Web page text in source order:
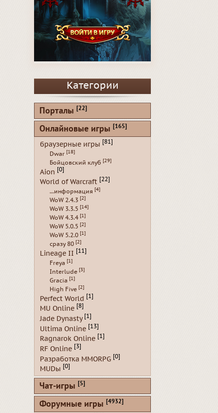
Категории
Порталы [22]
Онлайновые игры [165]
браузерные игры [81]
Dwar [18]
Бойцовский клуб [29]
Aion [0]
World of Warcraft [22]
...информация [4]
WoW 2.4.3 [2]
WoW 3.3.5 [14]
WoW 4.3.4 [1]
WoW 5.0.5 [2]
WoW 5.2.0 [1]
сразу 80 [2]
Lineage II [11]
Freya [1]
Interlude [3]
Gracia [1]
High Five [2]
Perfect World [1]
MU Online [8]
Jade Dynasty [1]
Ultima Online [13]
Ragnarok Online [1]
RF Online [3]
Разработка MMORPG [0]
MUDы [0]
Чат-игры [5]
Форумные игры [4932]